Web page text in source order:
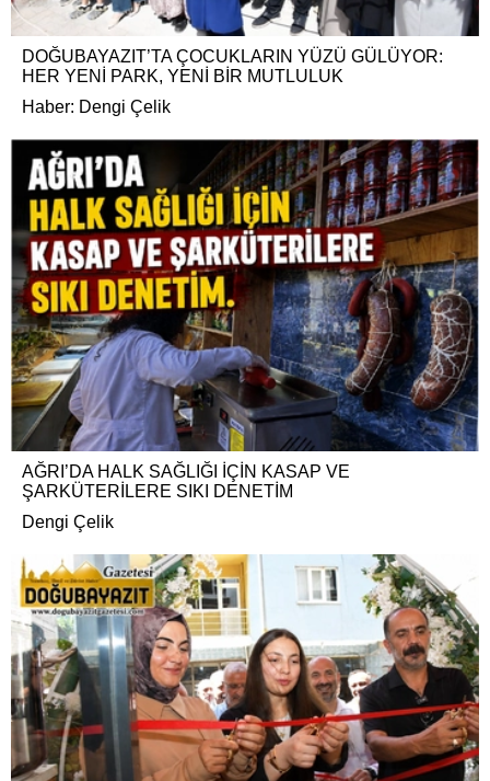
DOĞUBAYAZIT’TA ÇOCUKLARIN YÜZÜ GÜLÜYOR:
HER YENİ PARK, YENİ BİR MUTLULUK
Haber: Dengi Çelik
AĞRI’DA HALK SAĞLIĞI İÇİN KASAP VE
ŞARKÜTERİLERE SIKI DENETİM
Dengi Çelik